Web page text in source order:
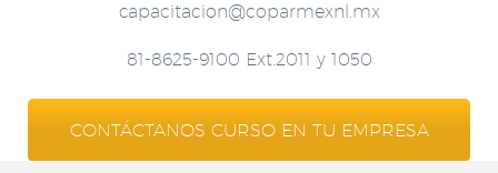
capacitacion@coparmexnl.mx
81-8625-9100 Ext.2011 y 1050
CONTÁCTANOS CURSO EN TU EMPRESA